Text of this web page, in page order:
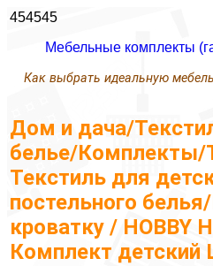
454545
Мебельные комплекты
Как выбрать идеальную
Дом и дача/
белье/Комплекты/
Текстиль для
постельного
кроватку / HOBBY
Комплект детский